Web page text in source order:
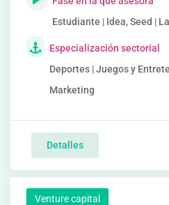
Estudiante | Idea, Seed |
Especialización sectorial
Deportes | Juegos y
Marketing
Detalles
Venture capital